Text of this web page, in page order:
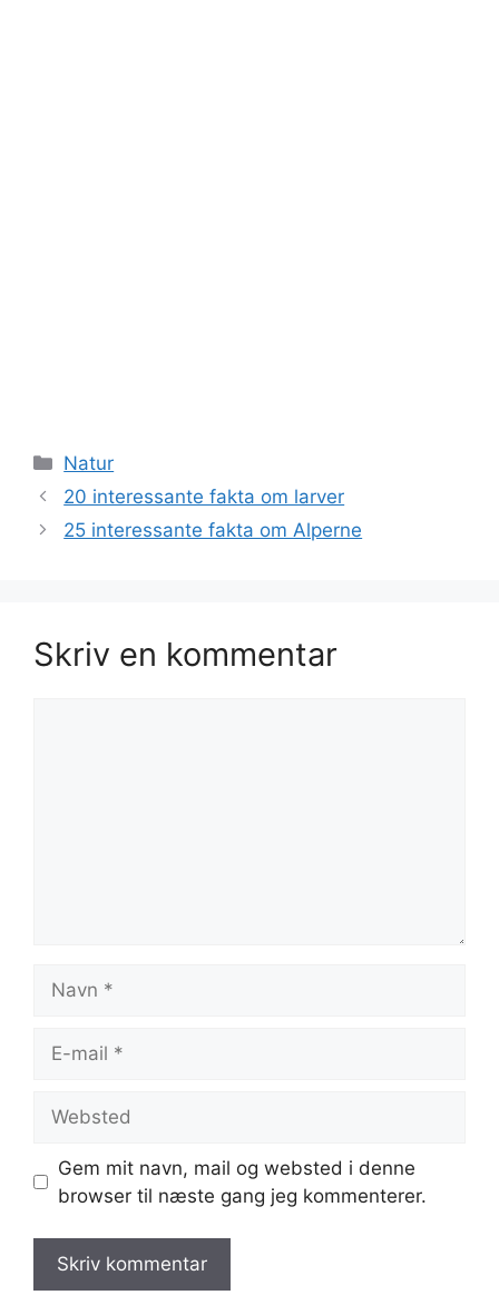
Kategorier
Natur
20 interessante fakta om larver
25 interessante fakta om Alperne
Skriv en kommentar
mail
Gem mit navn, mail og websted i denne
browser til næste gang jeg kommenterer.